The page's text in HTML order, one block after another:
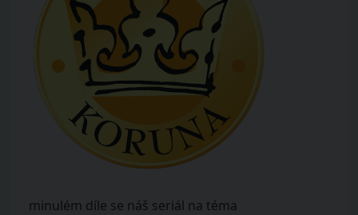
minulém díle se náš seriál na téma